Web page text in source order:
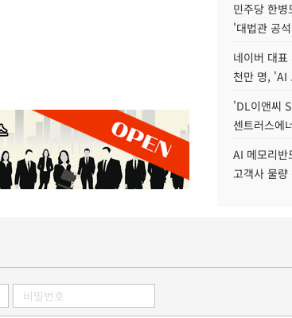
민주당 한
'대법관 공
네이버 대
천만 명, 'AI
'DL이앤씨
센트러스에
AI 메모리반
고객사 물